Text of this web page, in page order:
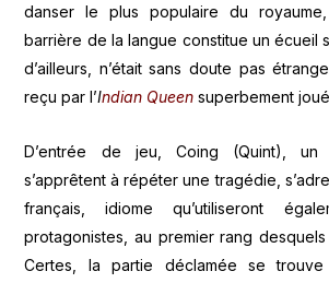
danser le plus populaire du
barrière de la langue constitue un écueil
d’ailleurs, n’était sans doute pas
reçu par l’Indian Queen superbement
D’entrée de jeu, Coing (Quint),
s’apprêtent à répéter une tragédie,
français, idiome qu’utiliseront
protagonistes, au premier rang
Certes, la partie déclamée se trouve